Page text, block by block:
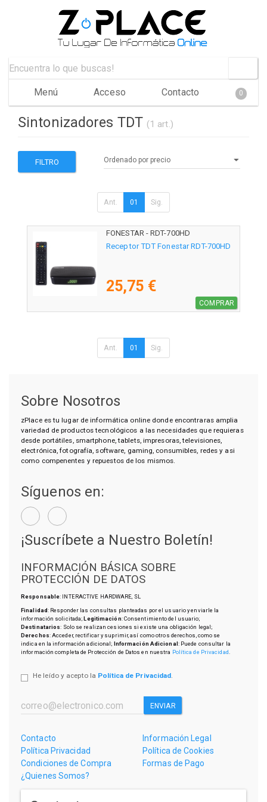
Menú Acceso Contacto 0
Sintonizadores TDT (1 art.)
FILTRO
Ant. 01 Sig.
FONESTAR - RDT-700HD
Receptor TDT Fonestar RDT-700HD
25,75 €
COMPRAR
Ant. 01 Sig.
Sobre Nosotros
zPlace es tu lugar de informática online donde encontraras amplia
variedad de productos tecnológicos a las necesidades que requieras
desde portátiles, smartphone, tablets, impresoras, televisiones,
electrónica, fotografía, software, gaming, consumibles, redes y asi
como compenentes y repuestos de los mismos.
Síguenos en:
¡Suscríbete a Nuestro Boletín!
INFORMACIÓN BÁSICA SOBRE
PROTECCIÓN DE DATOS
Responsable: INTERACTIVE HARDWARE, SL
Finalidad: Responder las consultas planteadas por el usuario y enviarle la
información solicitada;Legitimación: Consentimiento del usuario;
Destinatarios: Solo se realizan cesiones si existe una obligación legal;
Derechos: Acceder, rectificar y suprimir, así como otros derechos, como se
indica en la información adicional; Información Adicional: Puede consultar la
información completa de Protección de Datos en nuestra Política de Privacidad
He leído y acepto la Política de Privacidad.
ENVIAR
Contacto
Información Legal
Política Privacidad
Política de Cookies
Condiciones de Compra
Formas de Pago
¿Quienes Somos?